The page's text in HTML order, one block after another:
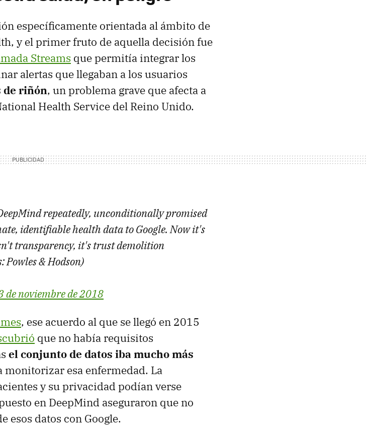
específicamente orientada al ámbito de
y el primer fruto de aquella decisión fue
Streams que permitía integrar los
alertas que llegaban a los usuarios
de riñón, un problema grave que afecta a
Health Service del Reino Unido.
repeatedly, unconditionally promised
identifiable health data to Google. Now it's
transparency, it's trust demolition
Powles & Hodson)
de noviembre de 2018
, ese acuerdo al que se llegó en 2015
que no había requisitos
el conjunto de datos iba mucho más
monitorizar esa enfermedad. La
y su privacidad podían verse
en DeepMind aseguraron que no
esos datos con Google.